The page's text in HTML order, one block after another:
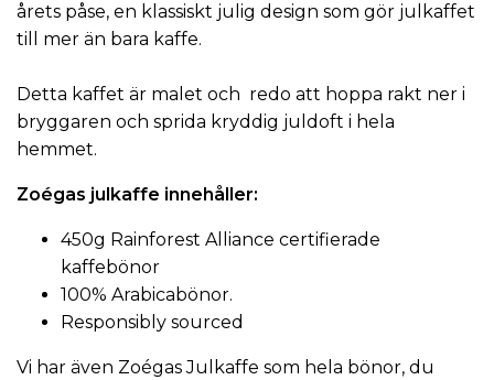
årets påse, en klassiskt julig design som gör julkaffet
till mer än bara kaffe.
Detta kaffet är malet och redo att hoppa rakt ner i
bryggaren och sprida kryddig juldoft i hela
hemmet.
Zoégas julkaffe innehåller:
450g Rainforest Alliance certifierade
kaffebönor
100% Arabicabönor.
Responsibly sourced
Vi har även Zoégas Julkaffe som hela bönor, du